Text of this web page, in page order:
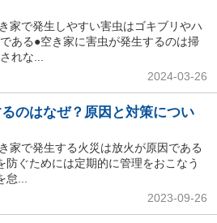
家で発生しやすい害虫はゴキブリやハ
ある●空き家に害虫が発生するのは掃
れな...
2024-03-26
のはなぜ？原因と対策につい
家で発生する火災は放火が原因である
防ぐためには定期的に管理をおこなう
...
2023-09-26